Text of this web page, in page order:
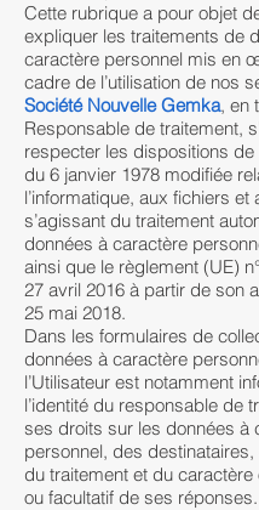
Cette rubrique a pour objet
expliquer les traitements de
caractère personnel mis en
cadre de l’utilisation de nos
Société Nouvelle Gemka, en
Responsable de traitement,
respecter les dispositions de
du 6 janvier 1978 modifiée
l’informatique, aux fichiers et
s’agissant du traitement
données à caractère
ainsi que le règlement (UE)
27 avril 2016 à partir de son
25 mai 2018.
Dans les formulaires de
données à caractère
l’Utilisateur est notamment
l’identité du responsable de
ses droits sur les données à
personnel, des destinataires,
du traitement et du caractère
ou facultatif de ses réponses.